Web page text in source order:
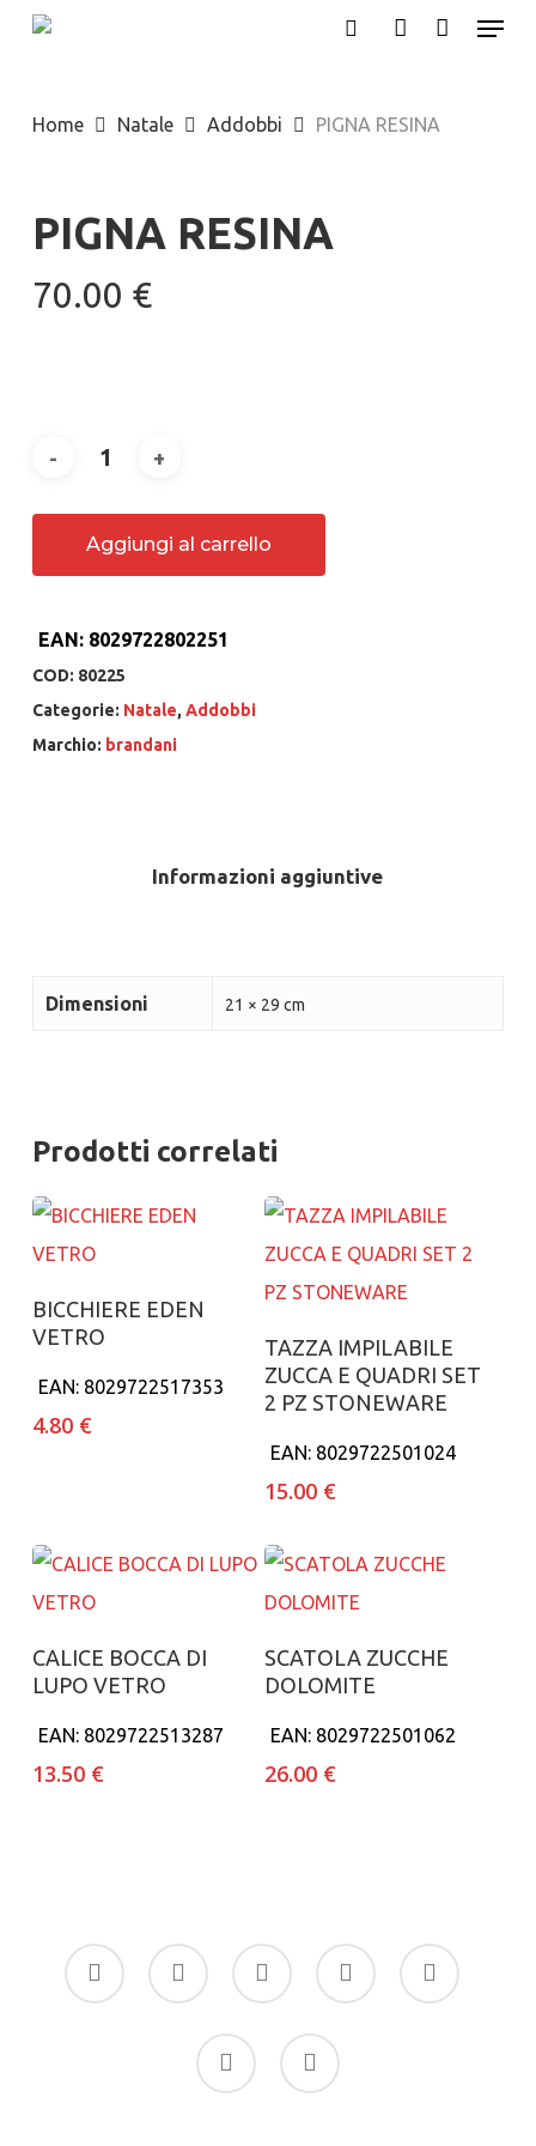
Skip
content
Menu
Home Natale Addobbi PIGNA RESINA
PIGNA RESINA
70.00 €
Aggiungi al carrello
EAN: 8029722802251
COD: 80225
Categorie: Natale, Addobbi
Marchio: brandani
Informazioni aggiuntive
Dimensioni 21 × 29 cm
Prodotti correlati
Aggiungi al carrello
BICCHIERE EDEN
VETRO
EAN: 8029722517353
4.80 €
Aggiungi al carrello
TAZZA IMPILABILE
ZUCCA E QUADRI SET
2 PZ STONEWARE
EAN: 8029722501024
15.00 €
Aggiungi al carrello
CALICE BOCCA DI
LUPO VETRO
EAN: 8029722513287
13.50 €
Aggiungi al carrello
SCATOLA ZUCCHE
DOLOMITE
EAN: 8029722501062
26.00 €
facebook
google-
plus
instagram whatsapp tiktok
phone email